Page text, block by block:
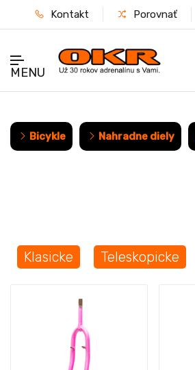
Kontakt Porovnať
MENU
Nahradne diely
Bicykle
Klasicke Teleskopicke